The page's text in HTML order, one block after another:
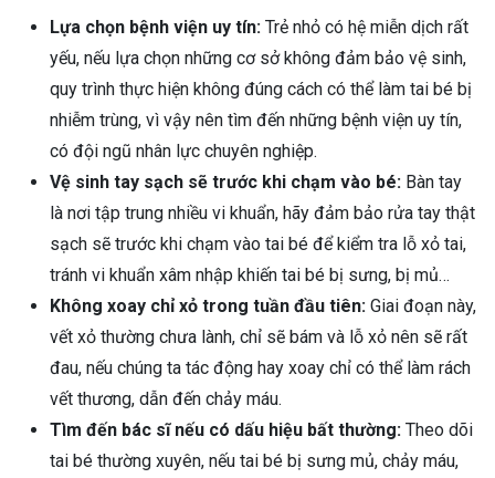
Lựa chọn bệnh viện uy tín: Trẻ nhỏ có hệ miễn dịch rất
yếu, nếu lựa chọn những cơ sở không đảm bảo vệ sinh,
quy trình thực hiện không đúng cách có thể làm tai bé bị
nhiễm trùng, vì vậy nên tìm đến những bệnh viện uy tín,
có đội ngũ nhân lực chuyên nghiệp.
Vệ sinh tay sạch sẽ trước khi chạm vào bé: Bàn tay
là nơi tập trung nhiều vi khuẩn, hãy đảm bảo rửa tay thật
sạch sẽ trước khi chạm vào tai bé để kiểm tra lỗ xỏ tai,
tránh vi khuẩn xâm nhập khiến tai bé bị sưng, bị mủ…
Không xoay chỉ xỏ trong tuần đầu tiên: Giai đoạn này,
vết xỏ thường chưa lành, chỉ sẽ bám và lỗ xỏ nên sẽ rất
đau, nếu chúng ta tác động hay xoay chỉ có thể làm rách
vết thương, dẫn đến chảy máu.
Tìm đến bác sĩ nếu có dấu hiệu bất thường: Theo dõi
tai bé thường xuyên, nếu tai bé bị sưng mủ, chảy máu,